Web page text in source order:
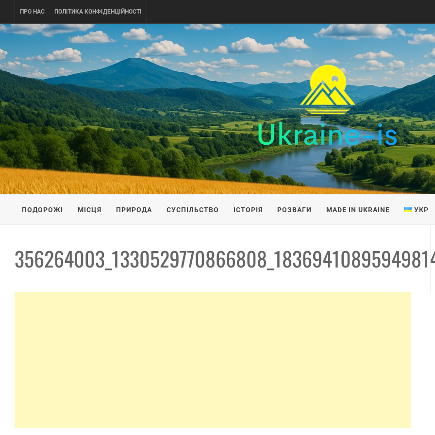
content
ПРО НАС ПОЛІТИКА КОНФІДЕНЦІЙНОСТІ
UKRAINE-IS
ПОДОРОЖI ПО УКРАЇНІ
ПОДОРОЖІ МІСЦЯ ПРИРОДА СУСПІЛЬСТВО ІСТОРІЯ РОЗВАГИ MADE IN UKRAINE УКР